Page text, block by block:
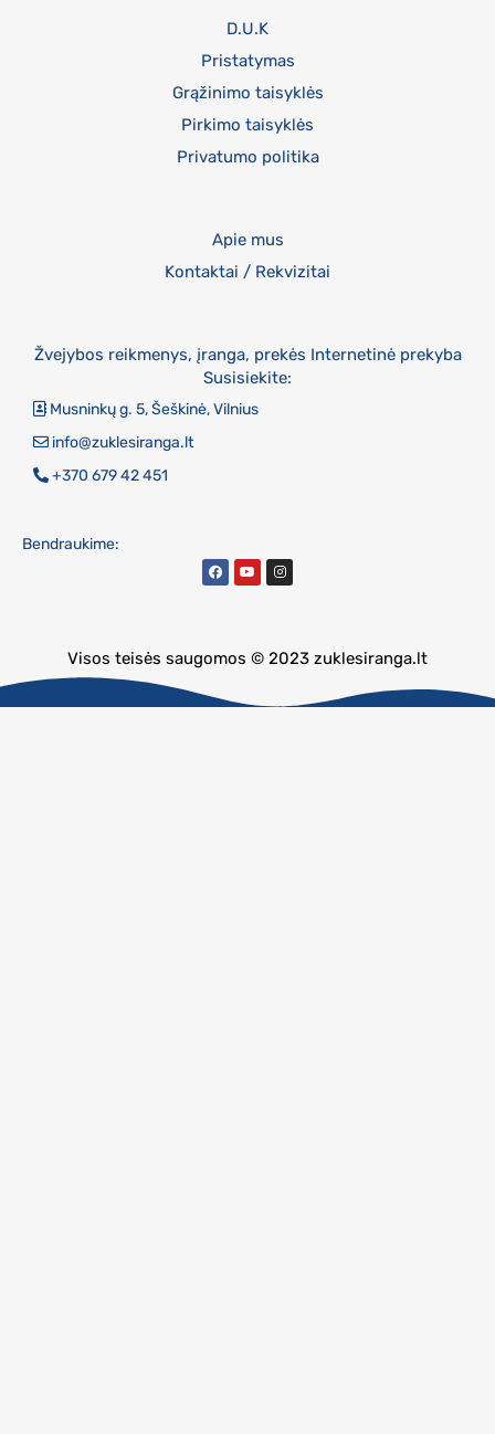
D.U.K
Pristatymas
Grąžinimo taisyklės
Pirkimo taisyklės
Privatumo politika
Apie mus
Kontaktai / Rekvizitai
Žvejybos reikmenys, įranga, prekės Internetinė prekyba
Susisiekite:
Musninkų g. 5, Šeškinė, Vilnius
info@zuklesiranga.lt
+370 679 42 451
Bendraukime:
Visos teisės saugomos © 2023 zuklesiranga.lt